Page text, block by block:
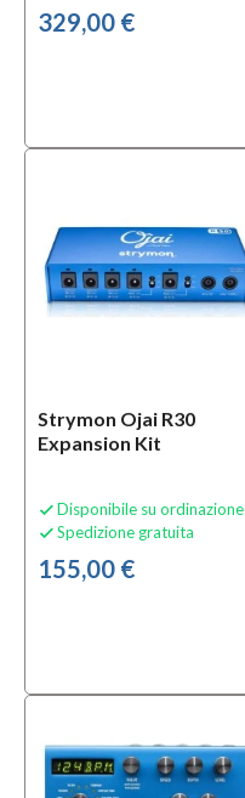
329,00 €
Strymon Ojai R30
Expansion Kit
 Disponibile su ordinazione
 Spedizione gratuita
155,00 €